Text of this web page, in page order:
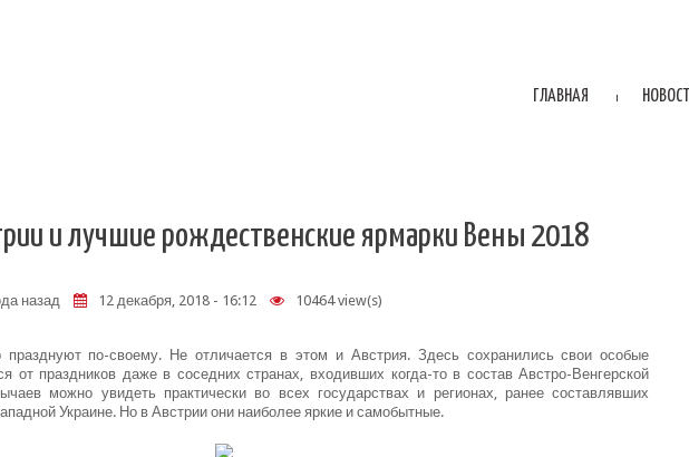
ГЛАВНАЯ
и лучшие рождественские ярмарки Вены 2018
назад 12 декабря, 2018 - 16:12 10464 view(s)
по-своему. Не отличается в этом и Австрия. Здесь сохранились свои особые
от праздников даже в соседних странах, входивших когда-то в состав Австро-Венгерской
можно увидеть практически во всех государствах и регионах, ранее составлявших
Украине. Но в Австрии они наиболее яркие и самобытные.